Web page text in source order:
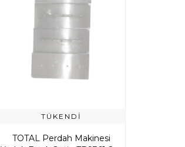
TÜKENDI
TOTAL Perdah Makinesi